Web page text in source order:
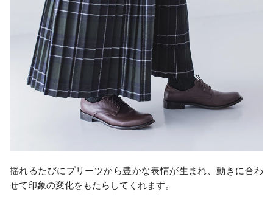
揺れるたびにプリーツから豊かな表情が生まれ、動きに合わ
せて印象の変化をもたらしてくれます。